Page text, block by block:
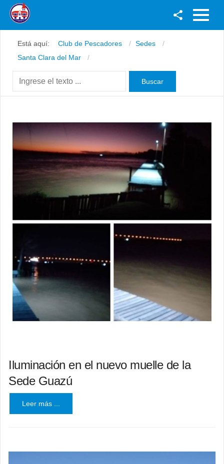
Youtube
Instagram
Está aquí: Club de Pescadores
Sedes
Santa Clara del Mar
Iluminación en el nuevo muelle de la
Sede Guazú
Leer más ...